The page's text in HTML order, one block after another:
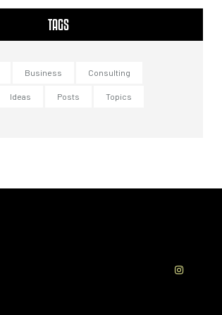
TAGS
Business Consulting
Ideas Posts Topics